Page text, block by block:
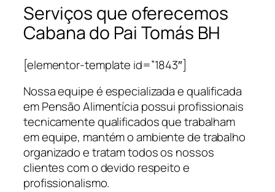
Serviços que oferecemos
Cabana do Pai Tomás BH
[elementor-template id=”1843″]
Nossa equipe é especializada e qualificada
em Pensão Alimentícia possui profissionais
tecnicamente qualificados que trabalham
em equipe, mantém o ambiente de trabalho
organizado e tratam todos os nossos
clientes com o devido respeito e
profissionalismo.